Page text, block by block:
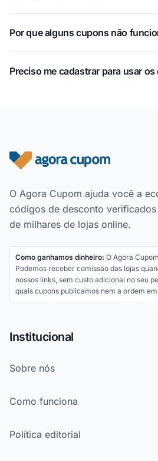
Por que alguns cupons não
Preciso me cadastrar para usar
Rodapé do site
O Agora Cupom ajuda você a
códigos de desconto
de milhares de lojas online.
Como ganhamos dinheiro: O Agora
Podemos receber comissão das lojas
nossos links, sem custo adicional no seu
quais cupons publicamos nem a ordem
Institucional
Sobre nós
Como funciona
Política editorial